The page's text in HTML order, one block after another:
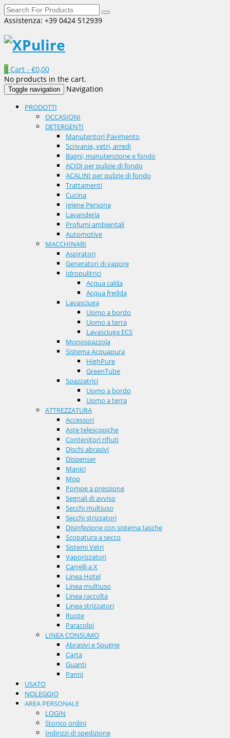
Assistenza: +39 0424 512939
0 Cart - €0,00
No products in the cart.
Toggle navigation Navigation
PRODOTTI
OCCASIONI
DETERGENTI
Manutentori Pavimento
Scrivanie, vetri, arredi
Bagni, manutenzione e fondo
ACIDI per pulizie di fondo
ACALINI per pulizie di fondo
Trattamenti
Cucina
Igiene Persona
Lavanderia
Profumi ambientali
Automotive
MACCHINARI
Aspiratori
Generatori di vapore
Idropulitrici
Acqua calda
Acqua fredda
Lavasciuga
Uomo a bordo
Uomo a terra
Lavasciuga ECS
Monospazzola
Sistema Acquapura
HighPure
GreenTube
Spazzatrici
Uomo a bordo
Uomo a terra
ATTREZZATURA
Accessori
Aste telescopiche
Contenitori rifiuti
Dischi abrasivi
Dispenser
Manici
Mop
Pompe a pressione
Segnali di avviso
Secchi multiuso
Secchi strizzatori
Disinfezione con sistema tasche
Scopatura a secco
Sistemi Vetri
Vaporizzatori
Carrelli a X
Linea Hotel
Linea multiuso
Linea raccolta
Linea strizzatori
Ruote
Paracolpi
LINEA CONSUMO
Abrasivi e Spugne
Carta
Guanti
Panni
USATO
NOLEGGIO
AREA PERSONALE
LOGIN
Storico ordini
Indirizzi di spedizione